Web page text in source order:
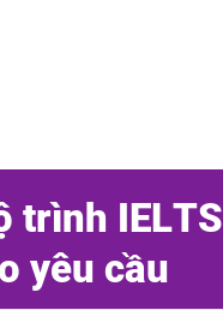
trình IELTS
yêu cầu